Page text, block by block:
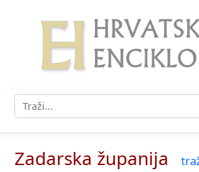
Zadarska županija